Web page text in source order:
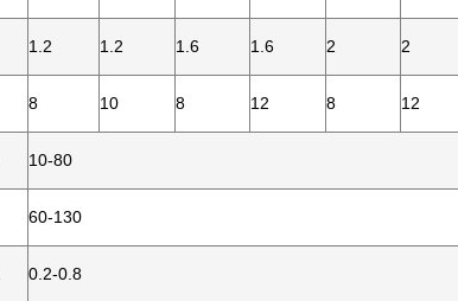
1.2 1.2 1.6 1.6 2 2
8 10 8 12 8 12
10-80
60-130
0.2-0.8